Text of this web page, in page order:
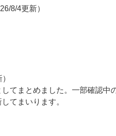
8/4更新）
てまとめました。一部確認中
てまいります。